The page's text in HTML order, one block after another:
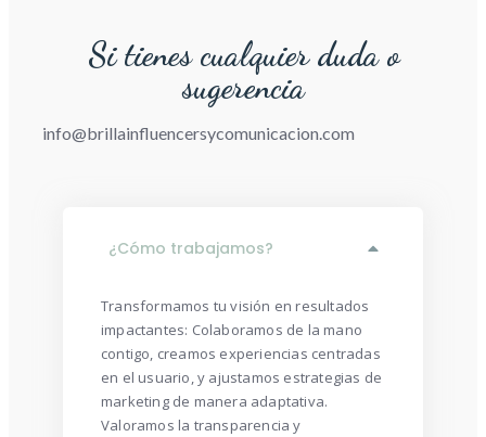
Si tienes cualquier duda o
sugerencia
info@brillainfluencersycomunicacion.com
¿Cómo trabajamos?
Transformamos tu visión en resultados
impactantes: Colaboramos de la mano
contigo, creamos experiencias centradas
en el usuario, y ajustamos estrategias de
marketing de manera adaptativa.
Valoramos la transparencia y